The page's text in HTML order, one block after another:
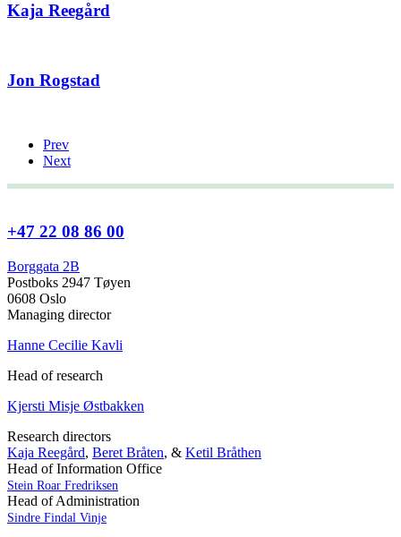
Kaja Reegård
Jon Rogstad
Prev
Next
+47 22 08 86 00
Borggata 2B
Postboks 2947 Tøyen
0608 Oslo
Managing director
Hanne Cecilie Kavli
Head of research
Kjersti Misje Østbakken
Research directors
Kaja Reegård, Beret Bråten, & Ketil Bråthen
Head of Information Office
Stein Roar Fredriksen
Head of Administration
Sindre Findal Vinje